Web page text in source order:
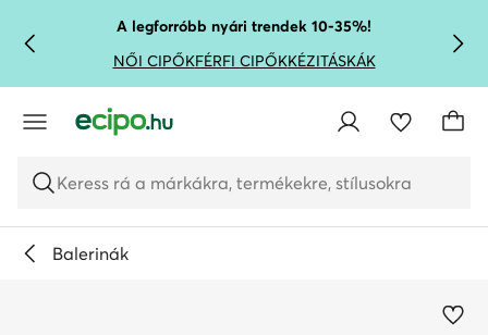
UGRÁS A FŐ TARTALOMRA
UGRÁS A KERESÉSHEZA legforróbb nyári trendek 10-35%!
NŐI CIPŐKFÉRFI CIPŐKKÉZITÁSKÁK
Keress rá a márkákra, termékekre, stílusokra
Balerinák